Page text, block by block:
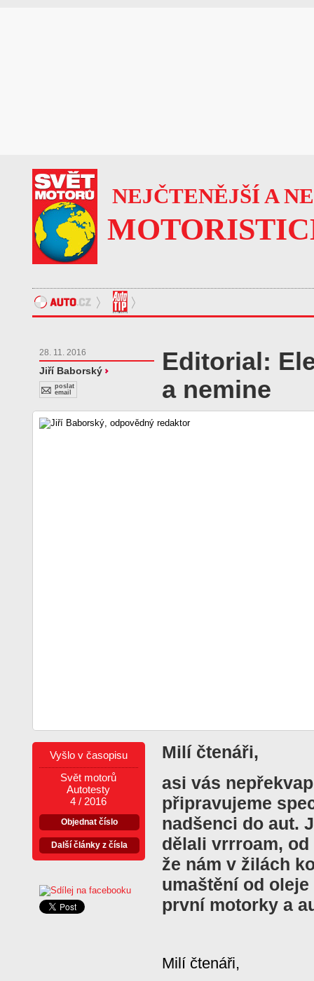
NEJČTENĚJŠÍ A
28. 11. 2016
Jiří Baborský
poslat
email
Editorial:
a nemine
Milí čtenáři,
asi vás
připravujeme
nadšenci do aut.
dělali vrrroam,
že nám v žilách
umaštění od
první motorky a
Milí čtenáři,
Vyšlo v časopisu
Svět motorů
Autotesty
4 / 2016
Objednat číslo
Další články z čísla